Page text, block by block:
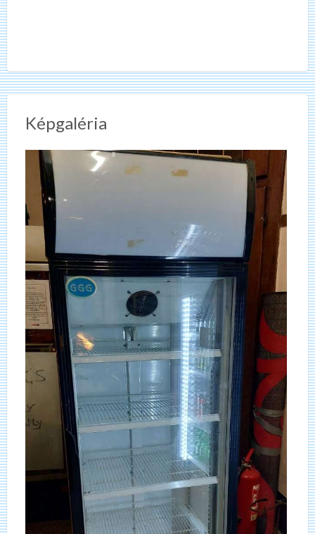
Képgaléria